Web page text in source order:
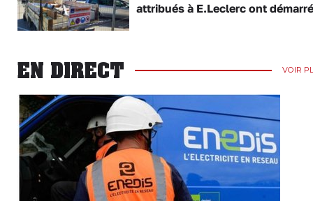
attribués à E.Leclerc ont démarré
EN DIRECT VOIR